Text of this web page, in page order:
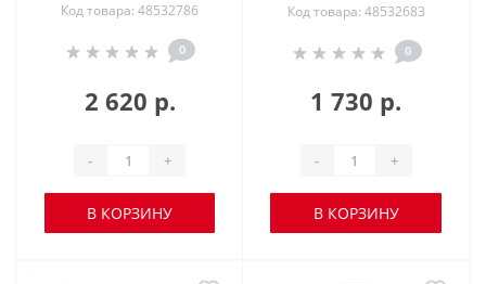
Код товара: 48532786
0
2 620 р.
- +
В КОРЗИНУ
Код товара: 48532683
0
1 730 р.
- +
В КОРЗИНУ